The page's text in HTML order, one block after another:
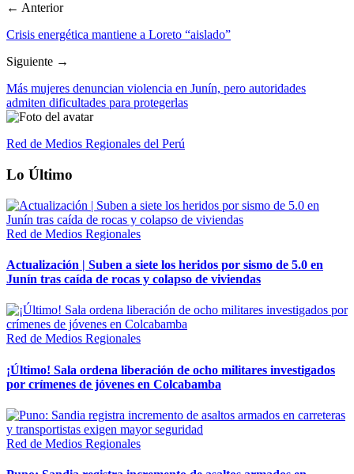
← Anterior
Crisis energética mantiene a Loreto “aislado”
Siguiente →
Más mujeres denuncian violencia en Junín, pero autoridades
admiten dificultades para protegerlas
Red de Medios Regionales del Perú
Lo Último
Red de Medios Regionales
Actualización | Suben a siete los heridos por sismo de 5.0 en
Junín tras caída de rocas y colapso de viviendas
Red de Medios Regionales
¡Último! Sala ordena liberación de ocho militares investigados
por crímenes de jóvenes en Colcabamba
Red de Medios Regionales